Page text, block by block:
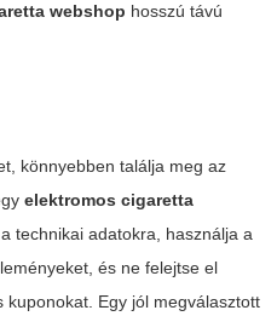
webshop hosszú távú
könnyebben találja meg az
elektromos cigaretta
technikai adatokra, használja a
és ne felejtse el
kuponokat. Egy jól megválasztott